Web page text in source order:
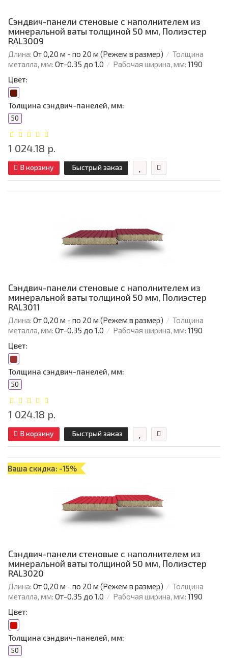
Сэндвич-панели стеновые с наполнителем из
минеральной ваты толщиной 50 мм, Полиэстер
RAL3009
Длина: От 0,20 м - по 20 м (Режем в размер)
Толщина
металла, мм: От-0.35 до 1.0 Рабочая ширина, мм: 1190
Цвет:
Толщина сэндвич-панелей, мм:
50
1 024.18 р.
В корзину Быстрый заказ
Сэндвич-панели стеновые с наполнителем из
минеральной ваты толщиной 50 мм, Полиэстер
RAL3011
Длина: От 0,20 м - по 20 м (Режем в размер)
Толщина
металла, мм: От-0.35 до 1.0 Рабочая ширина, мм: 1190
Цвет:
Толщина сэндвич-панелей, мм:
50
1 024.18 р.
В корзину Быстрый заказ
Ваша скидка: -15%
Сэндвич-панели стеновые с наполнителем из
минеральной ваты толщиной 50 мм, Полиэстер
RAL3020
Длина: От 0,20 м - по 20 м (Режем в размер)
Толщина
металла, мм: От-0.35 до 1.0 Рабочая ширина, мм: 1190
Цвет:
Толщина сэндвич-панелей, мм:
50